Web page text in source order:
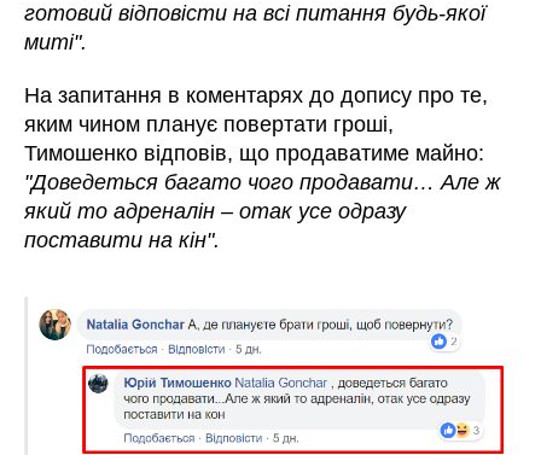
готовий відповісти на всі питання будь-якої
миті".
На запитання в коментарях до допису про те,
яким чином планує повертати гроші,
Тимошенко відповів, що продаватиме майно:
"Доведеться багато чого продавати… Але ж
який то адреналін – отак усе одразу
поставити на кін".